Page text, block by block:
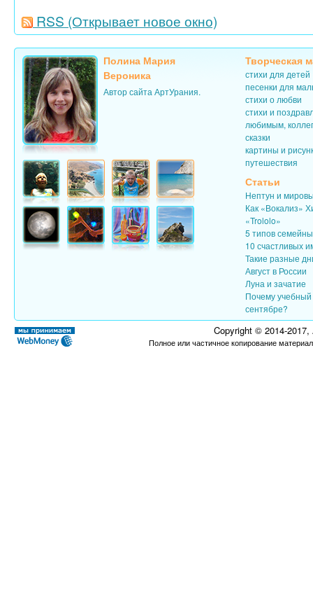
RSS (Открывает новое окно)
Полина Мария
Вероника
Автор сайта АртУрания.
Творческая
стихи для детей
песенки для
стихи о любви
стихи и
любимым,
сказки
картины и
путешествия
Статьи
Нептун и
Как «Вокализ»
«Trololo»
5 типов
10 счастливых
Такие разные
Август в России
Луна и зачатие
Почему учебный
сентябре?
Copyright © 2014-
Полное или частичное копирование